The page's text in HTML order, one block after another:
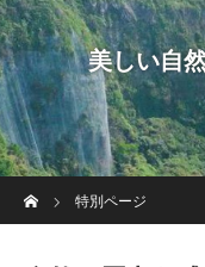
美しい自
特別ページ